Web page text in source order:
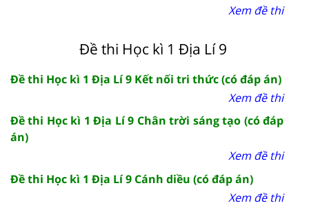
Xem đề thi
Đề thi Học kì 1 Địa Lí 9
Đề thi Học kì 1 Địa Lí 9 Kết nối tri thức (có đáp án)
Xem đề thi
Đề thi Học kì 1 Địa Lí 9 Chân trời sáng tạo (có đáp
án)
Xem đề thi
Đề thi Học kì 1 Địa Lí 9 Cánh diều (có đáp án)
Xem đề thi